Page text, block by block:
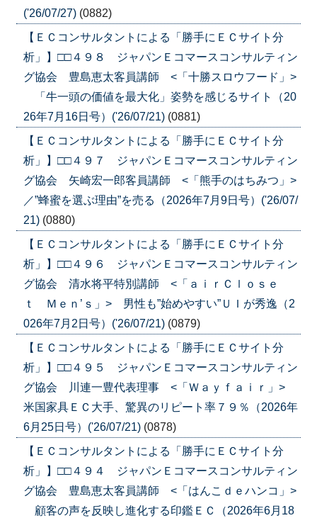
('26/07/27) (0882)
【ＥＣコンサルタントによる「勝手にＥＣサイト分
析」】□□４９８ ジャパンＥコマースコンサルティン
グ協会 豊島恵太客員講師 <「十勝スロウフード」>
「牛一頭の価値を最大化」姿勢を感じるサイト（20
26年7月16日号）('26/07/21) (0881)
【ＥＣコンサルタントによる「勝手にＥＣサイト分
析」】□□４９７ ジャパンＥコマースコンサルティン
グ協会 矢崎宏一郎客員講師 <「熊手のはちみつ」>
／”蜂蜜を選ぶ理由”を売る（2026年7月9日号）('26/07/
21) (0880)
【ＥＣコンサルタントによる「勝手にＥＣサイト分
析」】□□４９６ ジャパンＥコマースコンサルティン
グ協会 清水将平特別講師 <「ａｉｒＣｌｏｓｅ
ｔ Ｍｅｎ’ｓ」> 男性も”始めやすい”ＵＩが秀逸（2
026年7月2日号）('26/07/21) (0879)
【ＥＣコンサルタントによる「勝手にＥＣサイト分
析」】□□４９５ ジャパンＥコマースコンサルティン
グ協会 川連一豊代表理事 <「Ｗａｙｆａｉｒ」>
米国家具ＥＣ大手、驚異のリピート率７９％（2026年
6月25日号）('26/07/21) (0878)
【ＥＣコンサルタントによる「勝手にＥＣサイト分
析」】□□４９４ ジャパンＥコマースコンサルティン
グ協会 豊島恵太客員講師 <「はんこｄｅハンコ」>
顧客の声を反映し進化する印鑑ＥＣ（2026年6月18